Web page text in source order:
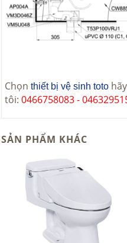
Chọn thiết bị vệ sinh toto
tôi: 0466758083 -
SẢN PHẨM KHÁC